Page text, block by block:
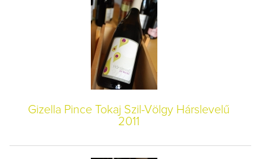
Gizella Pince Tokaj Szil-Völgy Hárslevelű
2011